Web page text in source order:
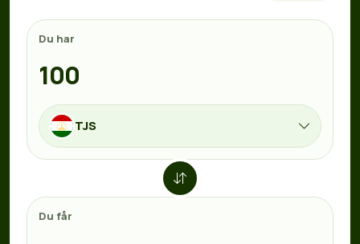
Du har
TJS
Du får